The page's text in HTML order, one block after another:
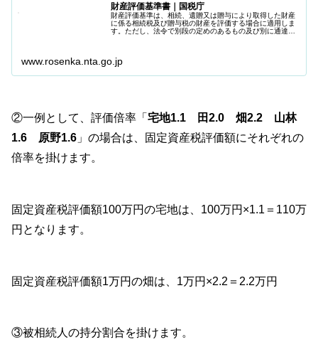
財産評価基準書｜国税庁
財産評価基準は、相続、遺贈又は贈与により取得した財産
に係る相続税及び贈与税の財産を評価する場合に適用しま
す。ただし、法令で別段の定めのあるもの及び別に通達す
www.rosenka.nta.go.jp
②一例として、評価倍率「 宅地1.1 田2.0 畑2.2
山林
1.6
原野1.6 」の場合は、固定資産税評価額にそれぞれの
倍率を掛けます。
固定資産税評価額100万円の宅地は、100万円×1.1＝110万
円となります。
固定資産税評価額1万円の畑は、1万円×2.2＝2.2万円
③被相続人の持分割合を掛けます。